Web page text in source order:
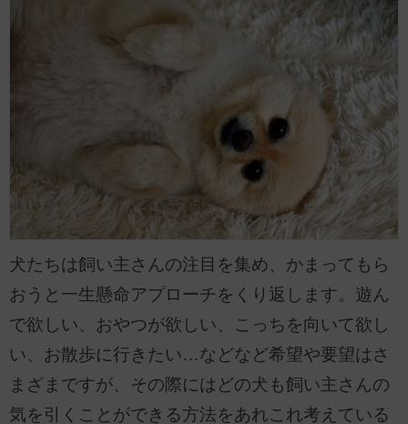
犬たちは飼い主さんの注目を集め、かまってもら
おうと一生懸命アプローチをくり返します。遊ん
で欲しい、おやつが欲しい、こっちを向いて欲し
い、お散歩に行きたい…などなど希望や要望はさ
まざまですが、その際にはどの犬も飼い主さんの
気を引くことができる方法をあれこれ考えている